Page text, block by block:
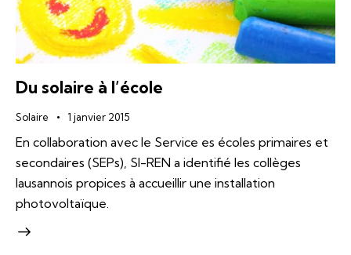
Du solaire à l’école
Solaire 1 janvier 2015
En collaboration avec le Service es écoles primaires et
secondaires (SEPs), SI-REN a identifié les collèges
lausannois propices à accueillir une installation
photovoltaïque.